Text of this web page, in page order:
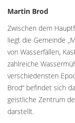
Martin Brod
Zwischen dem
liegt die Gemeinde
von Wasserfällen,
zahlreiche
verschiedensten
Brod“ befindet sich
geistliche Zentrum
darstellt.